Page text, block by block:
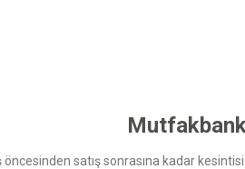
satış sonrasına kadar